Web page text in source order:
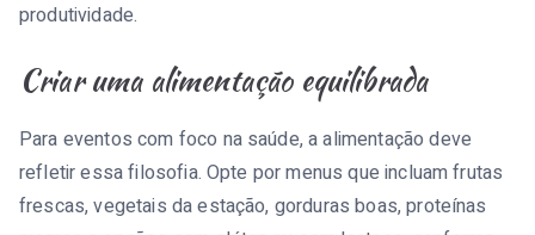
produtividade.
Criar uma alimentação equilibrada
Para eventos com foco na saúde, a alimentação deve
refletir essa filosofia. Opte por menus que incluam frutas
frescas, vegetais da estação, gorduras boas, proteínas